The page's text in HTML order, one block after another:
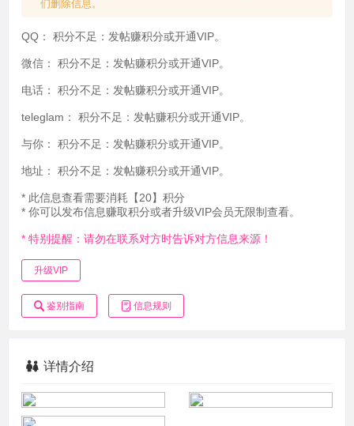
们删除信息。
QQ： 积分不足：发帖赚积分或开通VIP。
微信： 积分不足：发帖赚积分或开通VIP。
电话： 积分不足：发帖赚积分或开通VIP。
teleglam： 积分不足：发帖赚积分或开通VIP。
与你： 积分不足：发帖赚积分或开通VIP。
地址： 积分不足：发帖赚积分或开通VIP。
* 此信息查看需要消耗【20】积分
* 你可以发布信息赚取积分或者升级VIP会员无限制查看。
* 特别提醒：请勿在联系对方时告诉对方信息来源！
升级VIP
鉴别指南 信息规则
详情介绍